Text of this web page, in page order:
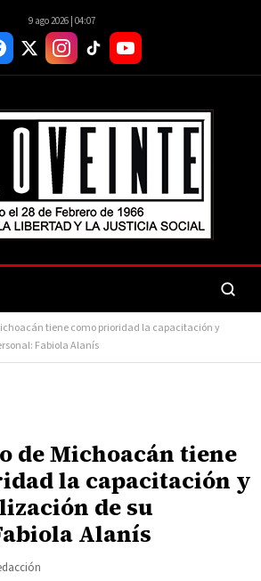
9 ago 2026 | 04:07
tiene como prioridad la capacitación y
Fabiola Alanís
de Michoacán tiene
la capacitación y
de su
Alanís